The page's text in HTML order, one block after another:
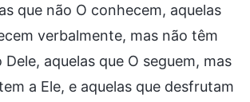
que não O conhecem, aquelas
verbalmente, mas não têm
aquelas que O seguem, mas
a Ele, e aquelas que desfrutam